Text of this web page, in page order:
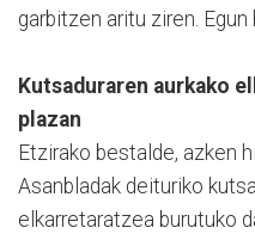
garbitzen aritu ziren.
Kutsaduraren aurkako
plazan
Etzirako bestalde, azken
Asanbladak deituriko
elkarretaratzea burutuko